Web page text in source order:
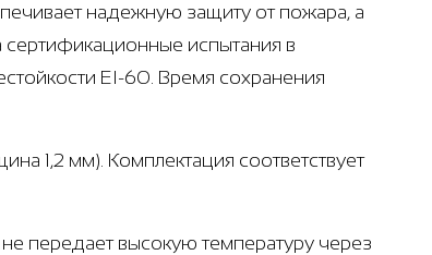
надежную защиту от пожара, а
сертификационные испытания в
EI-60. Время сохранения
1,2 мм). Комплектация соответствует
передает высокую температуру через